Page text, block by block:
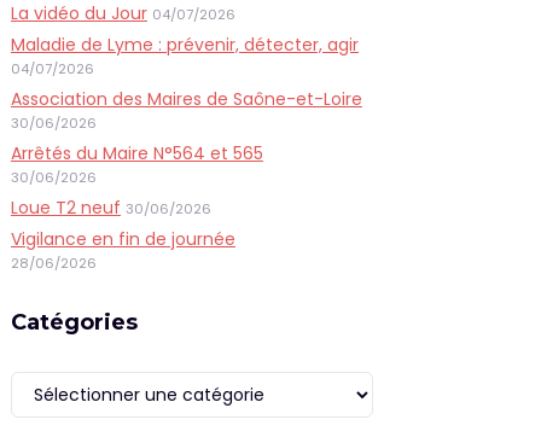
La vidéo du Jour 04/07/2026
Maladie de Lyme : prévenir, détecter, agir
04/07/2026
Association des Maires de Saône-et-Loire
30/06/2026
Arrêtés du Maire N°564 et 565
30/06/2026
Loue T2 neuf 30/06/2026
Vigilance en fin de journée
28/06/2026
Catégories
Catégories